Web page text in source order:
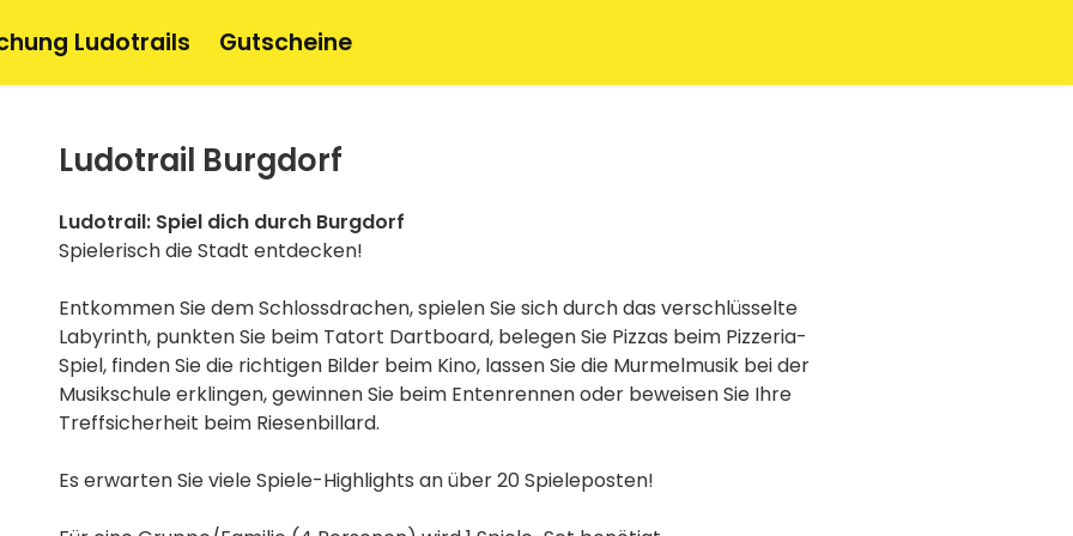
Ludotrails Gutscheine
Ludotrail Burgdorf
Ludotrail: Spiel dich durch Burgdorf
Spielerisch die Stadt entdecken!
Entkommen Sie dem Schlossdrachen, spielen Sie sich durch das verschlüsselte
Labyrinth, punkten Sie beim Tatort Dartboard, belegen Sie Pizzas beim Pizzeria-
Spiel, finden Sie die richtigen Bilder beim Kino, lassen Sie die Murmelmusik bei der
Musikschule erklingen, gewinnen Sie beim Entenrennen oder beweisen Sie Ihre
Treffsicherheit beim Riesenbillard.
Es erwarten Sie viele Spiele-Highlights an über 20 Spieleposten!